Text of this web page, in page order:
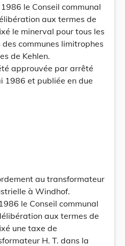
le Conseil communal
aux termes de
le minerval pour tous les
communes limitrophes
de Kehlen.
approuvée par arrêté
1986 et publiée en due
au transformateur
à Windhof.
le Conseil communal
aux termes de
une taxe de
H. T. dans la